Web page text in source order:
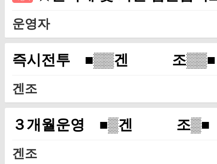
운영자
즉시전투 ■▒▒겐 조▒▒■
겐조
３개월운영 ■▒겐 조▒■
겐조